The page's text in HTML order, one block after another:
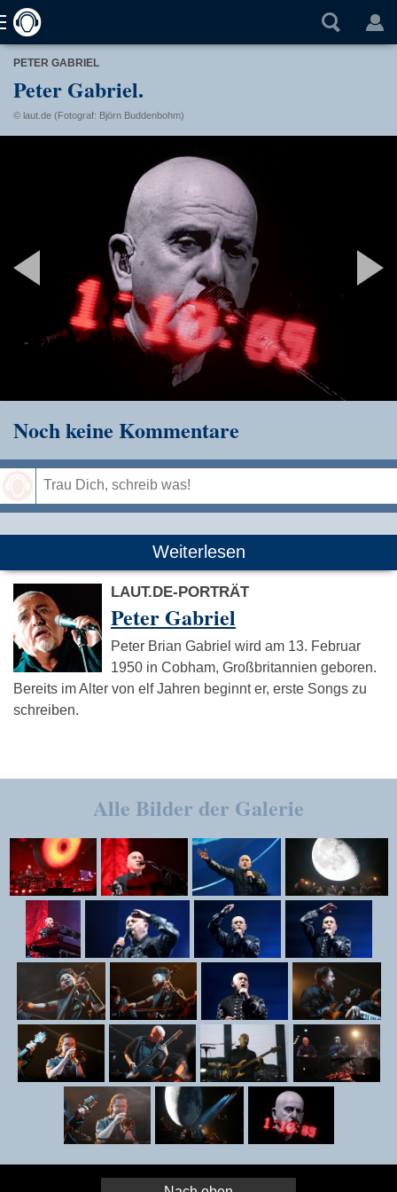
PETER GABRIEL
Peter Gabriel.
© laut.de (Fotograf: Björn Buddenbohm)
Noch keine Kommentare
Weiterlesen
LAUT.DE-PORTRÄT
Peter Gabriel
Peter Brian Gabriel wird am 13. Februar
1950 in Cobham, Großbritannien geboren.
Bereits im Alter von elf Jahren beginnt er, erste Songs zu
schreiben.
Alle Bilder der Galerie